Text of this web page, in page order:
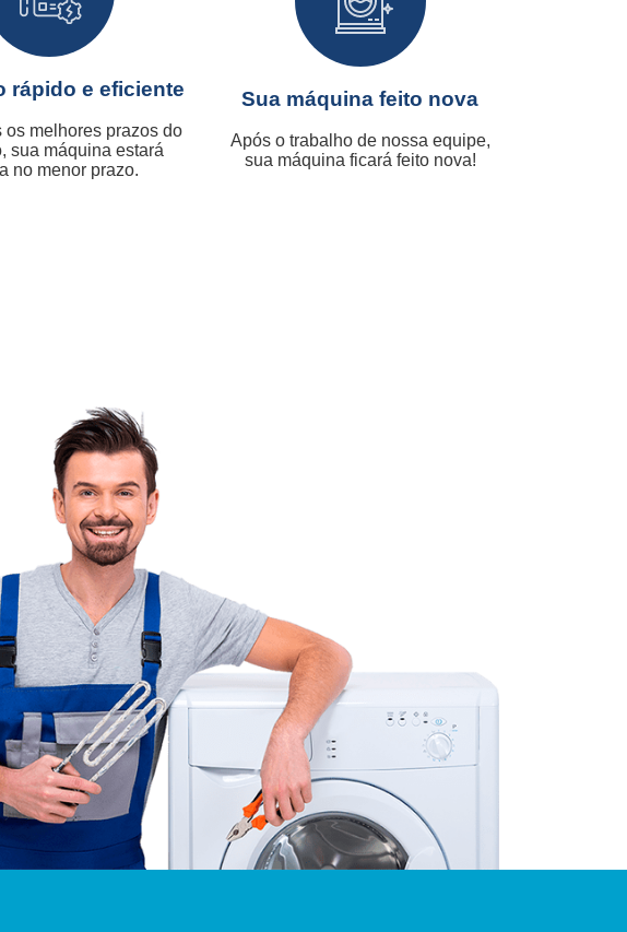
rápido e eficiente
os melhores prazos do
sua máquina estará
no menor prazo.
Sua máquina feito nova
Após o trabalho de nossa equipe,
sua máquina ficará feito nova!